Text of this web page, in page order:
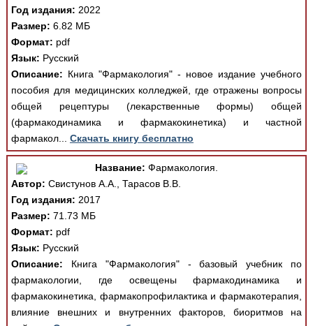
Год издания: 2022
Размер: 6.82 МБ
Формат: pdf
Язык: Русский
Описание: Книга "Фармакология" - новое издание учебного
пособия для медицинских колледжей, где отражены вопросы
общей рецептуры (лекарственные формы) общей
(фармакодинамика и фармакокинетика) и частной
фармакол... Скачать книгу бесплатно
Название: Фармакология.
Автор: Свистунов А.А., Тарасов В.В.
Год издания: 2017
Размер: 71.73 МБ
Формат: pdf
Язык: Русский
Описание: Книга "Фармакология" - базовый учебник по
фармакологии, где освещены фармакодинамика и
фармакокинетика, фармакопрофилактика и фармакотерапия,
влияние внешних и внутренних факторов, биоритмов на